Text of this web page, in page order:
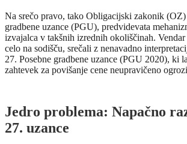
Na srečo pravo, tako Obligacijski zakonik (OZ)
gradbene uzance (PGU), predvidevata
izvajalca v takšnih izrednih okoliščinah. Vendar
celo na sodišču, srečali z nenavadno
27. Posebne gradbene uzance (PGU 2020), ki
zahtevek za povišanje cene neupravičeno
Jedro problema: Napačno
27. uzance